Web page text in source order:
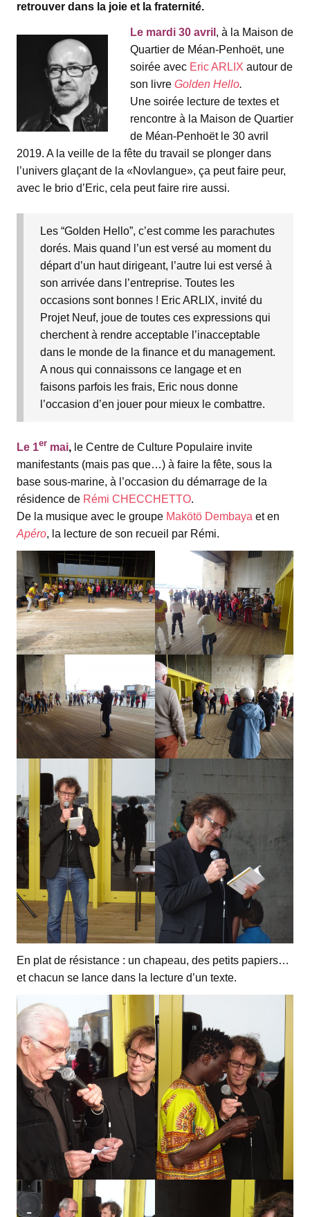
retrouver dans la joie et la fraternité.
Le mardi 30 avril , à la Maison de
Quartier de Méan-Penhoët, une
soirée avec Eric ARLIX autour de
son livre Golden Hello.
Une soirée lecture de textes et
rencontre à la Maison de Quartier
de Méan-Penhoët le 30 avril
2019. A la veille de la fête du travail se plonger dans
l’univers glaçant de la «Novlangue», ça peut faire peur,
avec le brio d’Eric, cela peut faire rire aussi.
Les “Golden Hello”, c’est comme les parachutes
dorés. Mais quand l’un est versé au moment du
départ d’un haut dirigeant, l’autre lui est versé à
son arrivée dans l’entreprise. Toutes les
occasions sont bonnes ! Eric ARLIX, invité du
Projet Neuf, joue de toutes ces expressions qui
cherchent à rendre acceptable l’inacceptable
dans le monde de la finance et du management.
A nous qui connaissons ce langage et en
faisons parfois les frais, Eric nous donne
l’occasion d’en jouer pour mieux le combattre.
Le 1er mai, le Centre de Culture Populaire invite
manifestants (mais pas que…) à faire la fête, sous la
base sous-marine, à l’occasion du démarrage de la
résidence de Rémi CHECCHETTO.
De la musique avec le groupe Makötö Dembaya et en
Apéro, la lecture de son recueil par Rémi.
En plat de résistance : un chapeau, des petits papiers…
et chacun se lance dans la lecture d’un texte.